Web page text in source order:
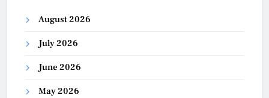
August 2026
July 2026
June 2026
May 2026